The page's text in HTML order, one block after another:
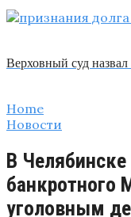
Верховный суд
Home
Новости
В
банкротного
уголовным